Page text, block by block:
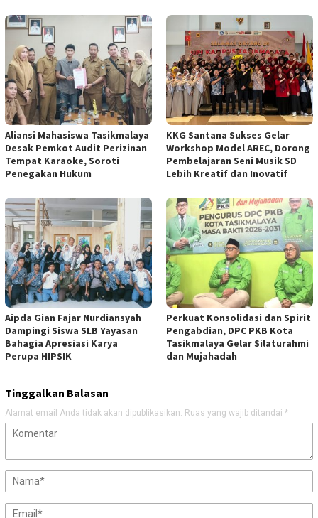
Aliansi Mahasiswa Tasikmalaya
Desak Pemkot Audit Perizinan
Tempat Karaoke, Soroti
Penegakan Hukum
KKG Santana Sukses Gelar
Workshop Model AREC, Dorong
Pembelajaran Seni Musik SD
Lebih Kreatif dan Inovatif
Aipda Gian Fajar Nurdiansyah
Dampingi Siswa SLB Yayasan
Bahagia Apresiasi Karya
Perupa HIPSIK
Perkuat Konsolidasi dan Spirit
Pengabdian, DPC PKB Kota
Tasikmalaya Gelar Silaturahmi
dan Mujahadah
Tinggalkan Balasan
Alamat email Anda tidak akan dipublikasikan. Ruas yang wajib ditandai *